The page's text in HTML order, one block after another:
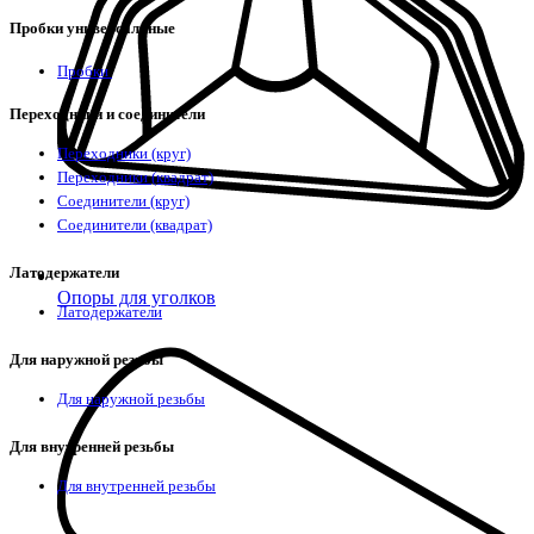
Опоры для уголков
Пробки универсальные
Пробки
Переходники и соединители
Переходники (круг)
Переходники (квадрат)
Соединители (круг)
Соединители (квадрат)
Латодержатели
Латодержатели
Для наружной резьбы
Для наружной резьбы
Для внутренней резьбы
Для внутренней резьбы